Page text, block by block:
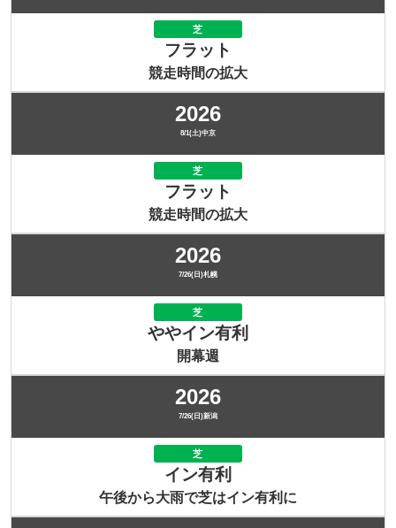
芝
フラット
競走時間の拡大
2026
8/1(土)中京
芝
フラット
競走時間の拡大
2026
7/26(日)札幌
芝
ややイン有利
開幕週
2026
7/26(日)新潟
芝
イン有利
午後から大雨で芝はイン有利に